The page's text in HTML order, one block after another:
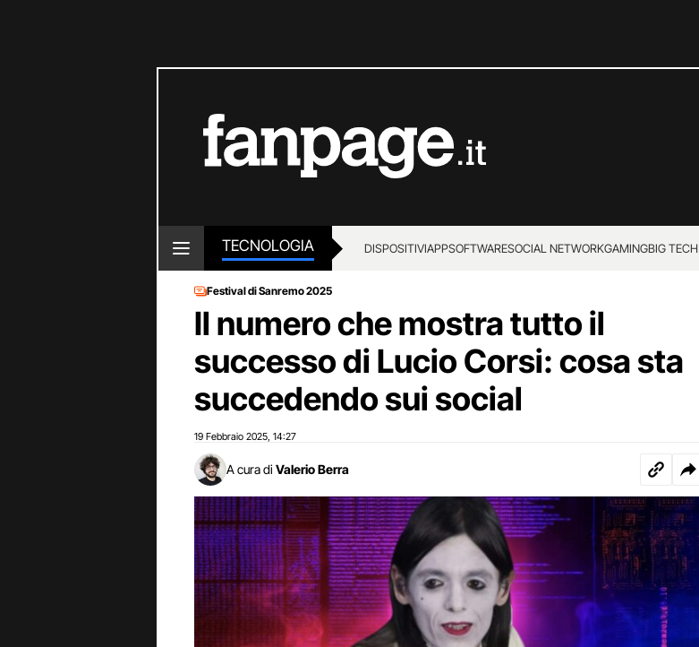
TECNOLOGIA DISPOSITIVIAPPSOFTWARESOCIAL NETWORKGAMINGBIG TECH
Festival di Sanremo 2025
Il numero che mostra tutto il
successo di Lucio Corsi: cosa sta
succedendo sui social
19 Febbraio 2025 14:27
A cura di Valerio Berra